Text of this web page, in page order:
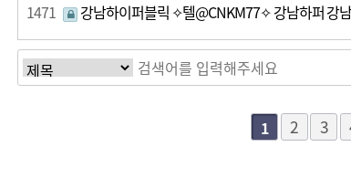
1471 강남하이퍼블릭 ✧텔@CNKM77✧ 강남하퍼 강
1 2 3